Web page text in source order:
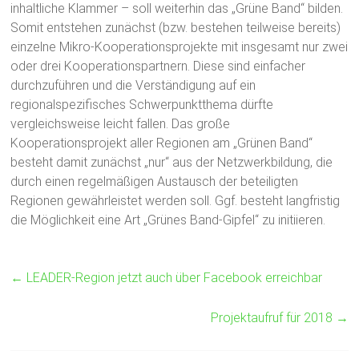
inhaltliche Klammer – soll weiterhin das „Grüne Band“ bilden.
Somit entstehen zunächst (bzw. bestehen teilweise bereits)
einzelne Mikro-Kooperationsprojekte mit insgesamt nur zwei
oder drei Kooperationspartnern. Diese sind einfacher
durchzuführen und die Verständigung auf ein
regionalspezifisches Schwerpunktthema dürfte
vergleichsweise leicht fallen. Das große
Kooperationsprojekt aller Regionen am „Grünen Band“
besteht damit zunächst „nur“ aus der Netzwerkbildung, die
durch einen regelmäßigen Austausch der beteiligten
Regionen gewährleistet werden soll. Ggf. besteht langfristig
die Möglichkeit eine Art „Grünes Band-Gipfel“ zu initiieren.
← LEADER-Region jetzt auch über Facebook erreichbar
Projektaufruf für 2018 →